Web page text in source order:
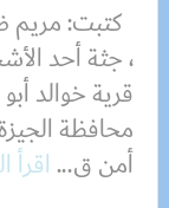
كتبت: مريم
، جثة أحد
قرية خوالد
محافظة
أمن ق...اقرأ